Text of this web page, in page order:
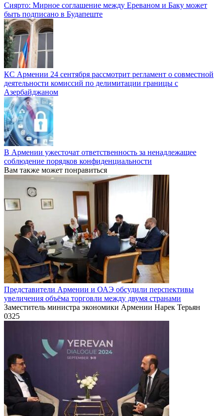
Сиярто: Мирное соглашение между Ереваном и Баку может
быть подписано в Будапеште
КС Армении 24 сентября рассмотрит регламент о совместной
деятельности комиссий по делимитации границы с
Азербайджаном
В Армении ужесточат ответственность за ненадлежащее
соблюдение порядков конфиденциальности
Вам также может понравиться
Представители Армении и ОАЭ обсудили перспективы
увеличения объёма торговли между двумя странами
Заместитель министра экономики Армении Нарек Терьян
0325